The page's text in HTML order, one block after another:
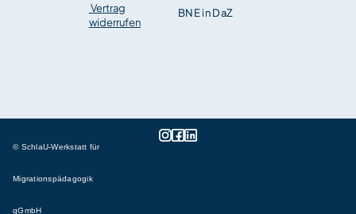
BNE in DaZ
Vertrag
widerrufen
© SchlaU-Werkstatt für
Migrationspädagogik
gGmbH